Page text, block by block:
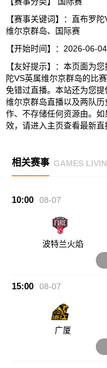
【赛事关键词】：直布罗
维尔京群岛、国际赛
【开始时间】：2026-06-
【友好提示】：本页面为
陀VS英属维尔京群岛的比
免错过直播。本站还为您
维尔京群岛直播以及两队
作、不存储任何资源由。
效，请进入主页查看最新直
相关赛事 GAMES
10:00 08-07
波特兰火焰
15:00 08-07
广厦